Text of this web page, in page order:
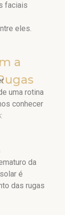
faciais
eles.
a
uma rotina
conhecer
da
é
das rugas